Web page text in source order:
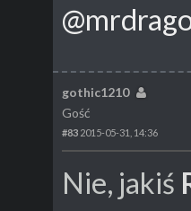
gothic1210
Gość
#83 2015-05-31, 14:36
Nie, jakiś